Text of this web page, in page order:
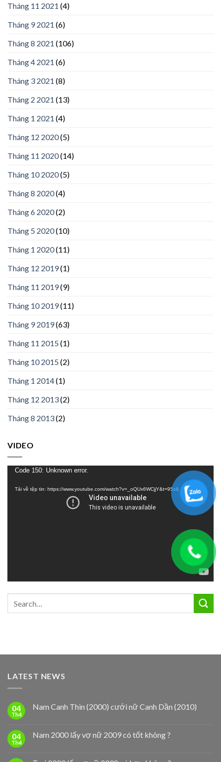
Tháng 11 2021 (4)
Tháng 9 2021 (6)
Tháng 8 2021 (106)
Tháng 4 2021 (6)
Tháng 3 2021 (8)
Tháng 2 2021 (13)
Tháng 1 2021 (4)
Tháng 12 2020(5)
Tháng 11 2020(14)
Tháng 10 2020(5)
Tháng 8 2020(4)
Tháng 6 2020(2)
Tháng 5 2020(10)
Tháng 1 2020(11)
Tháng 12 2019(1)
Tháng 11 2019(9)
Tháng 10 2019(11)
Tháng 9 2019(63)
Tháng 11 2015 (1)
Tháng 10 2015 (2)
Tháng 1 2014(1)
Tháng 12 2013(2)
Tháng 8 2013(2)
VIDEO
Trình
Code 150: Unknown error.
Tải về tệp tin: https://www.youtube.com/watch?v=_oQUx6WCjjY&t=95s&_=1
LATEST NEWS
04
Th4
Nam Canh Thìn (2000) cưới nữ Canh Dần (2010)
04
Th4
Nam 2000 lấy vợ nữ 2009 có tốt không ?